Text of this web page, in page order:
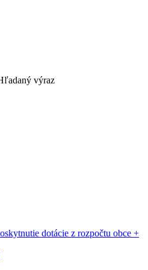
výraz
dotácie z rozpočtu obce +